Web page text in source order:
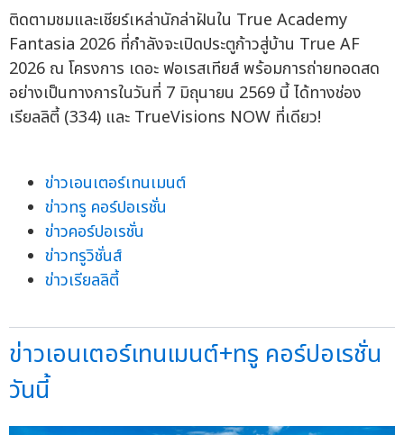
ติดตามชมและเชียร์เหล่านักล่าฝันใน True Academy
Fantasia 2026 ที่กำลังจะเปิดประตูก้าวสู่บ้าน True AF
2026 ณ โครงการ เดอะ ฟอเรสเทียส์ พร้อมการถ่ายทอดสด
อย่างเป็นทางการในวันที่ 7 มิถุนายน 2569 นี้ ได้ทางช่อง
เรียลลิตี้ (334) และ TrueVisions NOW ที่เดียว!
ข่าวเอนเตอร์เทนเมนต์
ข่าวทรู คอร์ปอเรชั่น
ข่าวคอร์ปอเรชั่น
ข่าวทรูวิชั่นส์
ข่าวเรียลลิตี้
ข่าวเอนเตอร์เทนเมนต์+ทรู คอร์ปอเรชั่น
วันนี้